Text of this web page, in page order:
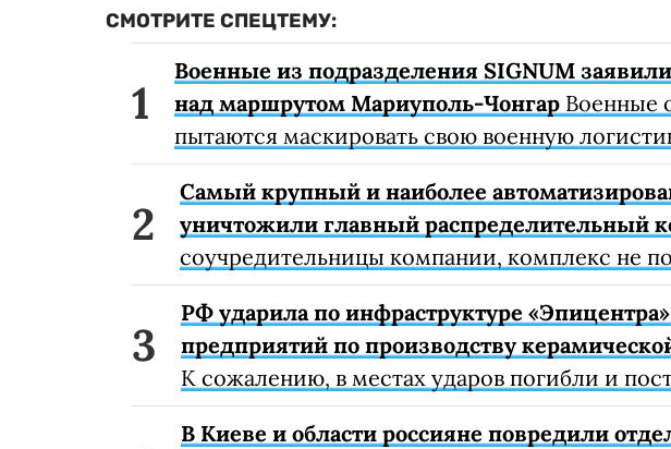
СМОТРИТЕ СПЕЦТЕМУ:
Военные из подразделения SIGNUM
над маршрутом Мариуполь-Чонгар Военные
пытаются маскировать свою военную
Самый крупный и наиболее
уничтожили главный распределительный
соучредительницы компании, комплекс не
РФ ударила по инфраструктуре
предприятий по производству
К сожалению, в местах ударов погибли и
В Киеве и области россияне повредили